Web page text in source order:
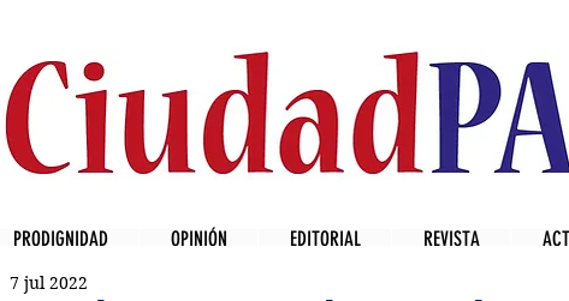
PRODIGNIDAD OPINIÓN EDITORIAL REVISTA
7 jul 2022